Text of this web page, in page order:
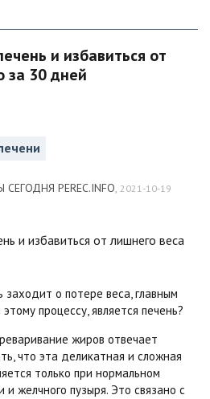
и избавиться от
за 30 дней
PEREC.INFO, 2021-10-19
заходит о потере веса, главным
процессу, является печень?
жиров отвечает
что эта деликатная и сложная
только при нормальном
желчного пузыря. Это связано с